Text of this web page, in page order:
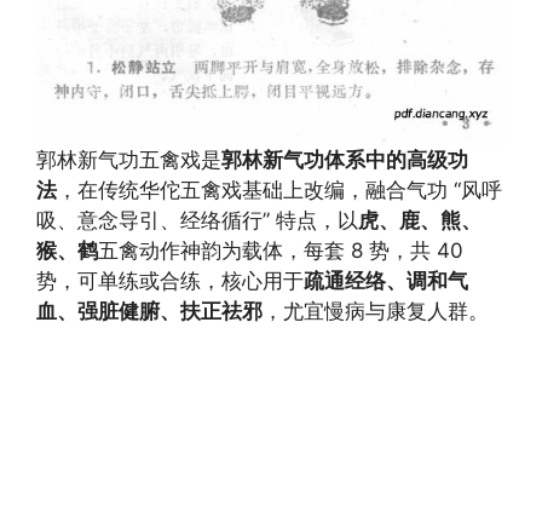
郭林新气功五禽戏是郭林新气功体系中的高级功
法，在传统华佗五禽戏基础上改编，融合气功 “风呼
吸、意念导引、经络循行” 特点，以虎、鹿、熊、
猴、鹤五禽动作神韵为载体，每套 8 势，共 40
势，可单练或合练，核心用于疏通经络、调和气
血、强脏健腑、扶正祛邪 ，尤宜慢病与康复人群。